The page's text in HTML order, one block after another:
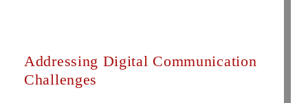
Addressing Digital Communication
Challenges